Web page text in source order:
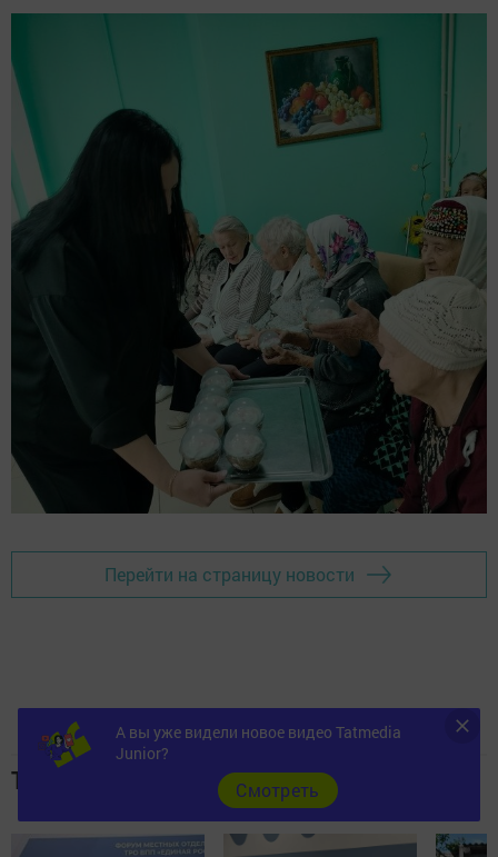
Перейти на страницу новости
Топ 5 новостей
А вы уже видели новое видео Tatmedia
Junior?
Cмотреть